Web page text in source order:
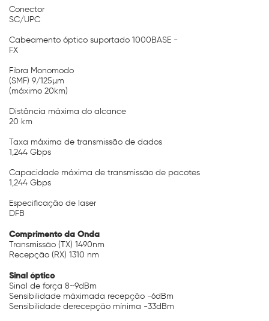
Conector
SC/UPC
Cabeamento óptico suportado 1000BASE -
FX
Fibra Monomodo
(SMF) 9/125µm
(máximo 20km)
Distância máxima do alcance
20 km
Taxa máxima de transmissão de dados
1,244 Gbps
Capacidade máxima de transmissão de pacotes
1,244 Gbps
Especificação de laser
DFB
Comprimento da Onda
Transmissão (TX) 1490nm
Recepção (RX) 1310 nm
Sinal óptico
Sinal de força 8~9dBm
Sensibilidade máximada recepção -6dBm
Sensibilidade derecepção mínima -33dBm